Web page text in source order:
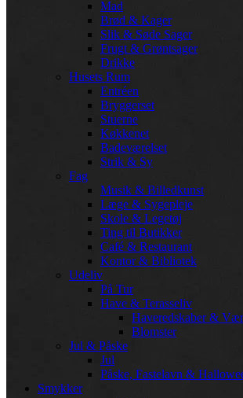
Mad
Brød & Kager
Slik & Søde Sager
Frugt & Grøntsager
Drikke
Husets Rum
Entréen
Bryggerset
Stuerne
Køkkenet
Badeværelset
Strik & Sy
Fag
Musik & Billedkunst
Læge & Sygepleje
Skole & Legetøj
Ting til Butikker
Café & Restaurant
Kontor & Bibliotek
Udeliv
På Tur
Have & Terasseliv
Haveredskaber &
Blomster
Jul & Påske
Jul
Påske, Fastelavn &
Smykker